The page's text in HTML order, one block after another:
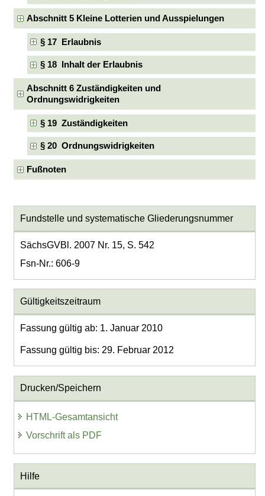
Abschnitt 5 Kleine Lotterien und Ausspielungen
§ 17 Erlaubnis
§ 18 Inhalt der Erlaubnis
Abschnitt 6 Zuständigkeiten und
Ordnungswidrigkeiten
§ 19 Zuständigkeiten
§ 20 Ordnungswidrigkeiten
Fußnoten
Fundstelle und systematische Gliederungsnummer
SächsGVBl. 2007 Nr. 15, S. 542
Fsn-Nr.: 606-9
Gültigkeitszeitraum
Fassung gültig ab: 1. Januar 2010
Fassung gültig bis: 29. Februar 2012
Drucken/Speichern
HTML-Gesamtansicht
Vorschrift als PDF
Hilfe